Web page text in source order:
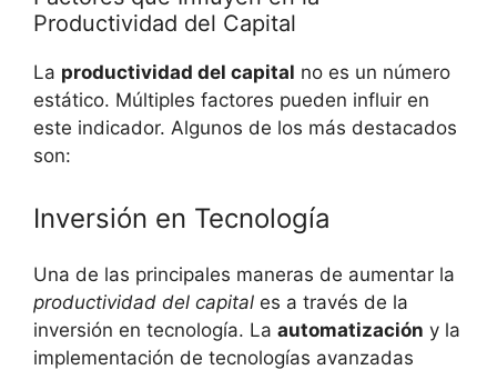
Productividad del Capital
La productividad del capital no es un número
estático. Múltiples factores pueden influir en
este indicador. Algunos de los más destacados
son:
Inversión en Tecnología
Una de las principales maneras de aumentar la
productividad del capital es a través de la
inversión en tecnología. La automatización y la
implementación de tecnologías avanzadas